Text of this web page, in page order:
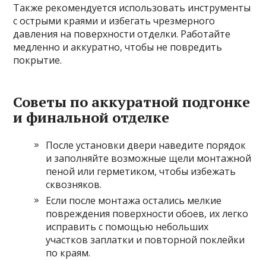
Также рекомендуется использовать инструменты
с острыми краями и избегать чрезмерного
давления на поверхности отделки. Работайте
медленно и аккуратно, чтобы не повредить
покрытие.
Советы по аккуратной подгонке
и финальной отделке
После установки двери наведите порядок
и заполняйте возможные щели монтажной
пеной или герметиком, чтобы избежать
сквозняков.
Если после монтажа остались мелкие
повреждения поверхности обоев, их легко
исправить с помощью небольших
участков заплатки и повторной поклейки
по краям.